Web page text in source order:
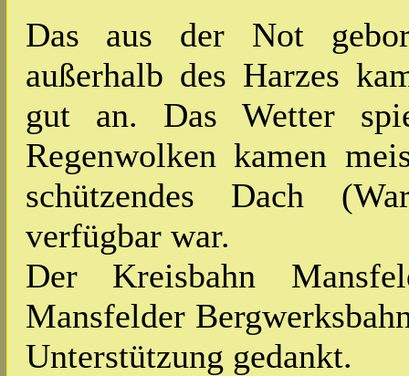
Das aus der Not
außerhalb des Harzes
gut an. Das Wetter
Regenwolken kamen
schützendes Dach
verfügbar war.
Der Kreisbahn
Mansfelder
Unterstützung gedankt.